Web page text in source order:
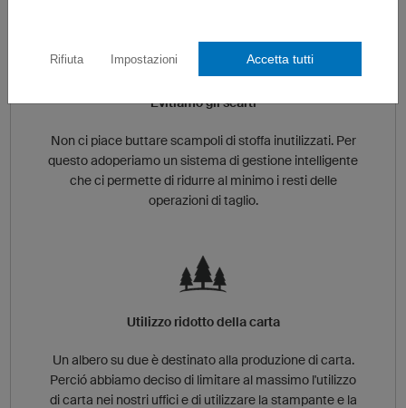
Evitiamo gli scarti
Non ci piace buttare scampoli di stoffa inutilizzati. Per
questo adoperiamo un sistema di gestione intelligente
che ci permette di ridurre al minimo i resti delle
operazioni di taglio.
Utilizzo ridotto della carta
Un albero su due è destinato alla produzione di carta.
Perció abbiamo deciso di limitare al massimo l'utilizzo
di carta nei nostri uffici e di utilizzare la stampante e la
Rifiuta Impostazioni Accetta tutti